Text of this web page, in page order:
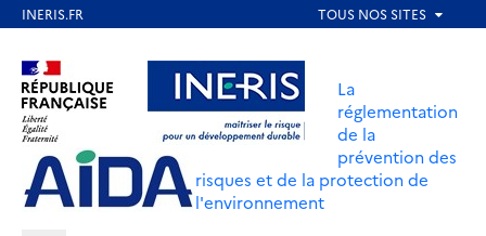
contenu
principal
Aller au contenu Aller au menu
Aller au pied de page
La
réglementation
de la
prévention des
risques et de la protection de
l'environnement